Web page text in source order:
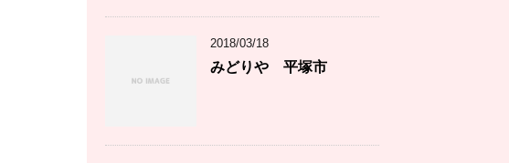
2018/03/18
みどりや 平塚市